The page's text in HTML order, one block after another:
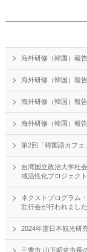
海外研修（韓国）報
海外研修（韓国）報
海外研修（韓国）報
海外研修（韓国）報
第2回「韓国語カフェ
台湾国立政治大学社
域活性化プロジェク
ネクストプログラム
壮行会が行われました
2024年度日本観光研
三豊市 山下昭史市長